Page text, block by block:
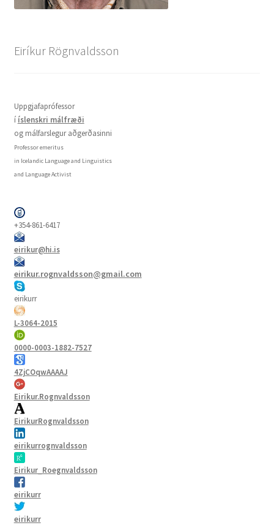
Eiríkur Rögnvaldsson
Uppgjafaprófessor
í íslenskri málfræði
og málfarslegur aðgerðasinni
Professor emeritus
in Icelandic Language and Linguistics
and Language Activist
+354-861-6417
eirikur@hi.is
eirikur.rognvaldsson@gmail.com
eirikurr
L-3064-2015
0000-0003-1882-7527
4ZjCOqwAAAAJ
Eirikur.Rognvaldsson
EirikurRognvaldsson
eirikurrognvaldsson
Eirikur_Roegnvaldsson
eirikurr
eirikurr